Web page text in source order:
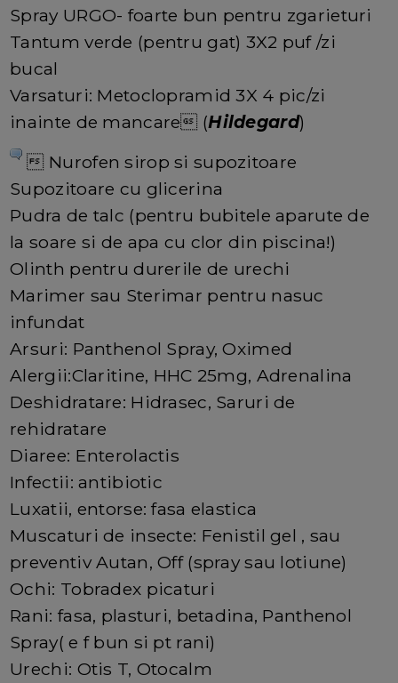
Spray URGO- foarte bun pentru zgarieturi
Tantum verde (pentru gat) 3X2 puf /zi
bucal
Varsaturi: Metoclopramid 3X 4 pic/zi
inainte de mancare (Hildegard)
Nurofen sirop si supozitoare
Supozitoare cu glicerina
Pudra de talc (pentru bubitele aparute de
la soare si de apa cu clor din piscina!)
Olinth pentru durerile de urechi
Marimer sau Sterimar pentru nasuc
infundat
Arsuri: Panthenol Spray, Oximed
Alergii:Claritine, HHC 25mg, Adrenalina
Deshidratare: Hidrasec, Saruri de
rehidratare
Diaree: Enterolactis
Infectii: antibiotic
Luxatii, entorse: fasa elastica
Muscaturi de insecte: Fenistil gel , sau
preventiv Autan, Off (spray sau lotiune)
Ochi: Tobradex picaturi
Rani: fasa, plasturi, betadina, Panthenol
Spray( e f bun si pt rani)
Urechi: Otis T, Otocalm